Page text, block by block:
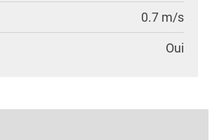
0.7 m/s
Oui